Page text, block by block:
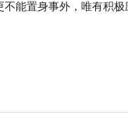
能置身事外，唯有积